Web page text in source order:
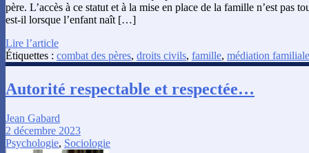
père. L’accès à ce statut et à la mise en place de la famille n’est pas
est-il lorsque l’enfant naît […]
Lire l’article
Étiquettes : combat des pères, droits civils, famille, médiation familiale
Autorité respectable et respectée…
Jean Gabard
2 décembre 2023
Psychologie, Sociologie